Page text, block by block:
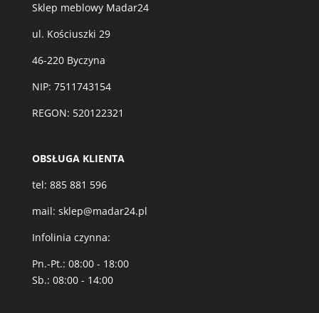
Sklep meblowy Madar24
ul. Kościuszki 29
46-220 Byczyna
NIP: 7511743154
REGON: 520122321
OBSŁUGA KLIENTA
tel: 885 881 596
mail: sklep@madar24.pl
Infolinia czynna:
Pn.-Pt.: 08:00 - 18:00
Sb.: 08:00 - 14:00